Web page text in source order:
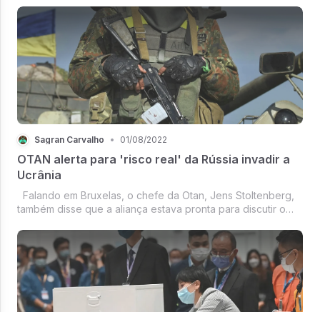
Sagran Carvalho • 01/08/2022
OTAN alerta para 'risco real' da Rússia invadir a
Ucrânia
Falando em Bruxelas, o chefe da Otan, Jens Stoltenberg,
também disse que a aliança estava pronta para discutir o
tomariam decisões sobre a segurança europeia sem a
Europa à mesa.